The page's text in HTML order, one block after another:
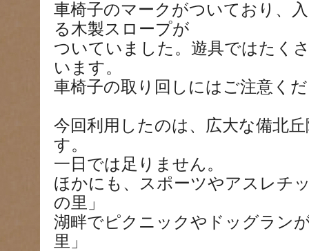
車椅子のマークがついており、
る木製スロープが
ついていました。遊具ではたく
います。
車椅子の取り回しにはご注意く
今回利用したのは、広大な備北
す。
一日では足りません。
ほかにも、スポーツやアスレチ
の里」
湖畔でピクニックやドッグラン
里」